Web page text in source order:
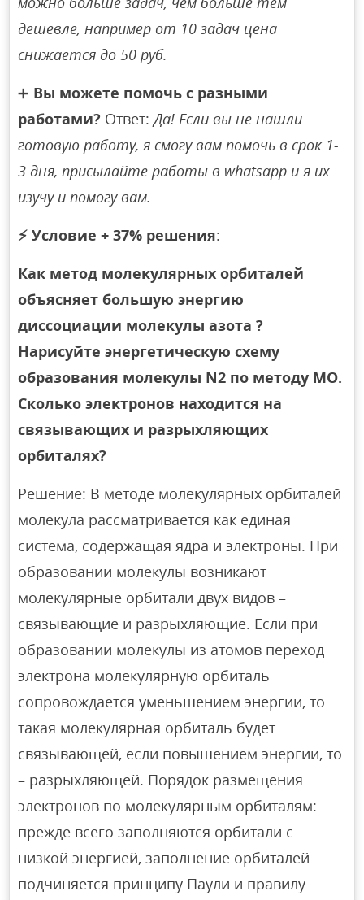
дешевле, например от 10 задач цена
снижается до 50 руб.
➕ Вы можете помочь с разными
работами? Ответ:Да! Если вы не нашли
готовую работу, я смогу вам помочь в срок 1-
3 дня, присылайте работы в whatsapp и я их
изучу и помогу вам.
⚡ Условие + 37% решения:
Как метод молекулярных орбиталей
объясняет большую энергию
диссоциации молекулы азота ?
Нарисуйте энергетическую схему
образования молекулы N2 по методу МО.
Сколько электронов находится на
связывающих и разрыхляющих
орбиталях?
Решение: В методе молекулярных орбиталей
молекула рассматривается как единая
система, содержащая ядра и электроны. При
образовании молекулы возникают
молекулярные орбитали двух видов –
связывающие и разрыхляющие. Если при
образовании молекулы из атомов переход
электрона молекулярную орбиталь
сопровождается уменьшением энергии, то
такая молекулярная орбиталь будет
связывающей, если повышением энергии, то
– разрыхляющей. Порядок размещения
электронов по молекулярным орбиталям:
прежде всего заполняются орбитали с
низкой энергией, заполнение орбиталей
подчиняется принципу Паули и правилу